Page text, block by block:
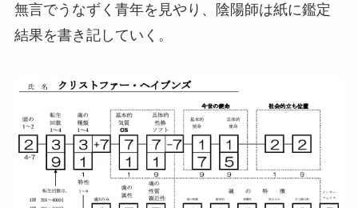
無言でうなずく青年を見やり、陰陽師は紙に鑑定
結果を書き記していく。